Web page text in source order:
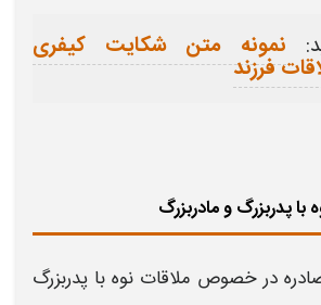
نمونه متن شکایت کیفری
فرزند
با پدربزرگ و مادربزرگ
در خصوص ملاقات نوه با پدربزرگ